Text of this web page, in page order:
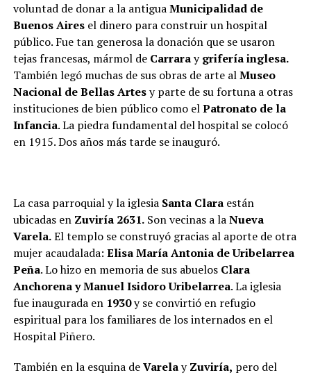
voluntad de donar a la antiguaMunicipalidad de
Buenos Airesel dinero para construir un hospital
público. Fue tan generosa la donación que se usaron
tejas francesas, mármol de Carraraygrifería inglesa.
También legó muchas de sus obras de arte alMuseo
Nacional de Bellas Artesy parte de su fortuna a otras
instituciones de bien público como elPatronato de la
Infancia. La piedra fundamental del hospital se colocó
en 1915. Dos años más tarde se inauguró.
La casa parroquial y la iglesia Santa Claraestán
ubicadas en Zuviría 2631.Son vecinas a laNueva
Varela.El templo se construyó gracias al aporte de otra
mujer acaudalada: Elisa María Antonia de Uribelarrea
Peña. Lo hizo en memoria de sus abuelos Clara
Anchorena y Manuel Isidoro Uribelarrea. La iglesia
fue inaugurada en 1930y se convirtió en refugio
espiritual para los familiares de los internados en el
Hospital Piñero.
También en la esquina deVarelayZuviría, pero del